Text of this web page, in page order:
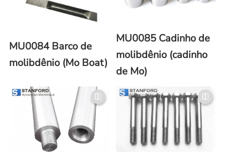
MU0084 Barco de
molibdênio (Mo Boat)
MU0085 Cadinho de
molibdênio (cadinho
de Mo)